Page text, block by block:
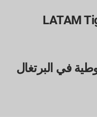
في البرتغال